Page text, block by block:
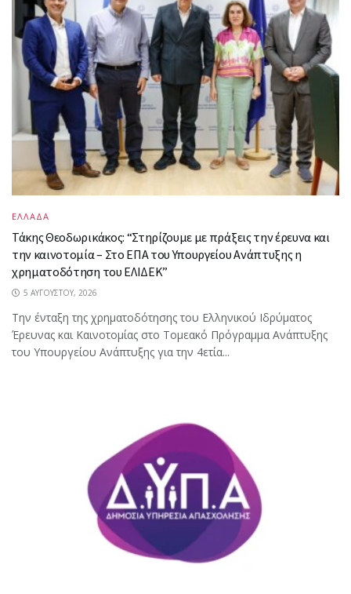
ΕΛΛΑΔΑ
Τάκης Θεοδωρικάκος: “Στηρίζουμε με πράξεις την έρευνα και
την καινοτομία – Στο ΕΠΑ του Υπουργείου Ανάπτυξης η
χρηματοδότηση του ΕΛΙΔΕΚ”
5 ΑΥΓΟΎΣΤΟΥ, 2026
Την ένταξη της χρηματοδότησης του Ελληνικού Ιδρύματος
Έρευνας και Καινοτομίας στο Tομεακό Πρόγραμμα Ανάπτυξης
του Υπουργείου Ανάπτυξης για την 4ετία...